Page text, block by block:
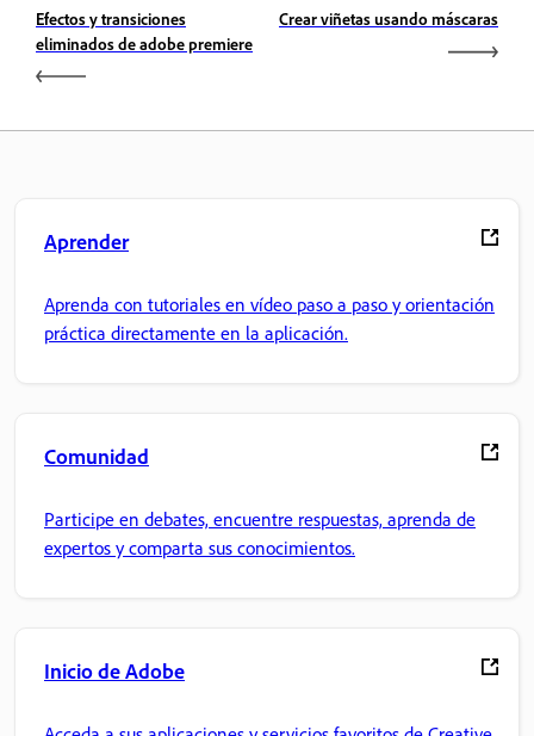
Efectos y transiciones
eliminados de adobe premiere
Crear viñetas usando máscaras
Aprender
Aprenda con tutoriales en vídeo paso a paso y orientación
práctica directamente en la aplicación.
Comunidad
Participe en debates, encuentre respuestas, aprenda de
expertos y comparta sus conocimientos.
Inicio de Adobe